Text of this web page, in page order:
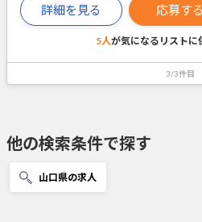
詳細を見る 応募する
5人が気になるリストに
3/3件目
他の検索条件で探す
山口県の求人